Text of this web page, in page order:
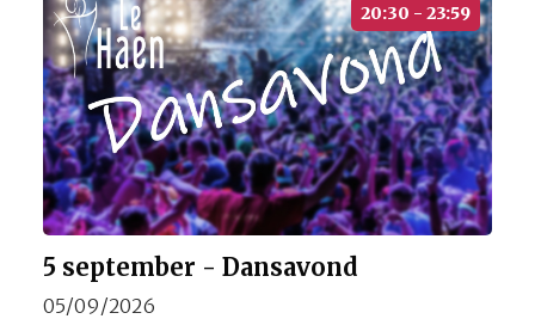
5 september - Dansavond
05/09/2026
20:30 - 23:59